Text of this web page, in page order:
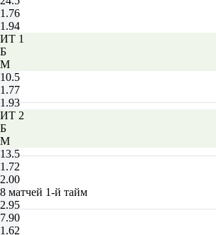
1.76
1.94
ИТ 1
Б
М
10.5
1.77
1.93
ИТ 2
Б
М
13.5
1.72
2.00
8 матчей 1-й тайм
2.95
7.90
1.62